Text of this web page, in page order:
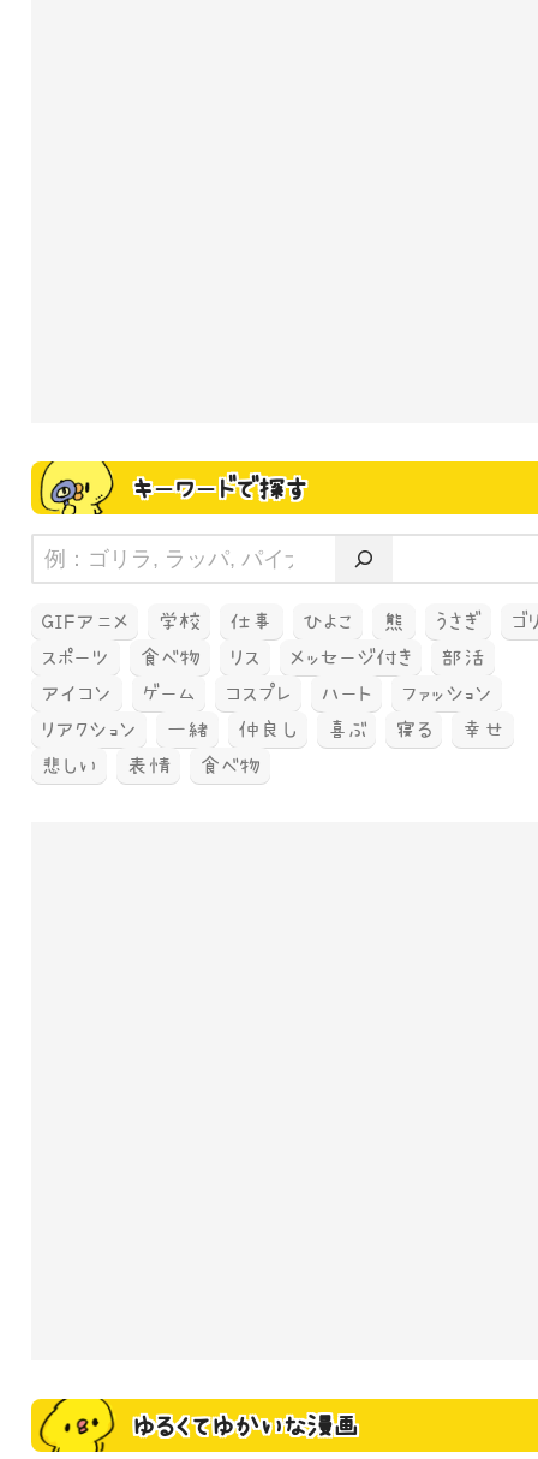
キーワードで探す
GIFアニメ 学校 仕事 ひよこ 熊 うさぎ
ゴ
スポーツ
食べ物 リス メッセージ付き
部活
アイコン
ゲーム コスプレ ハート
ファッション
リアクション
一緒 仲良し 喜ぶ 寝る
幸せ
悲しい
表情 食べ物
ゆるくてゆかいな漫画